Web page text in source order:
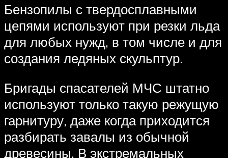
Бензопилы с твердосплавными
цепями используют при резки льда
для любых нужд, в том числе и для
создания ледяных скульптур.
Бригады спасателей МЧС штатно
используют только такую режущую
гарнитуру, даже когда приходится
разбирать завалы из обычной
древесины. В экстремальных